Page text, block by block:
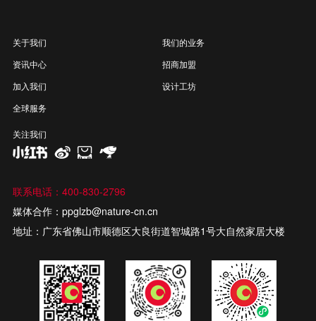
关于我们
我们的业务
资讯中心
招商加盟
加入我们
设计工坊
全球服务
关注我们
联系电话：400-830-2796
媒体合作：ppglzb@nature-cn.cn
地址：广东省佛山市顺德区大良街道智城路1号大自然家居大楼